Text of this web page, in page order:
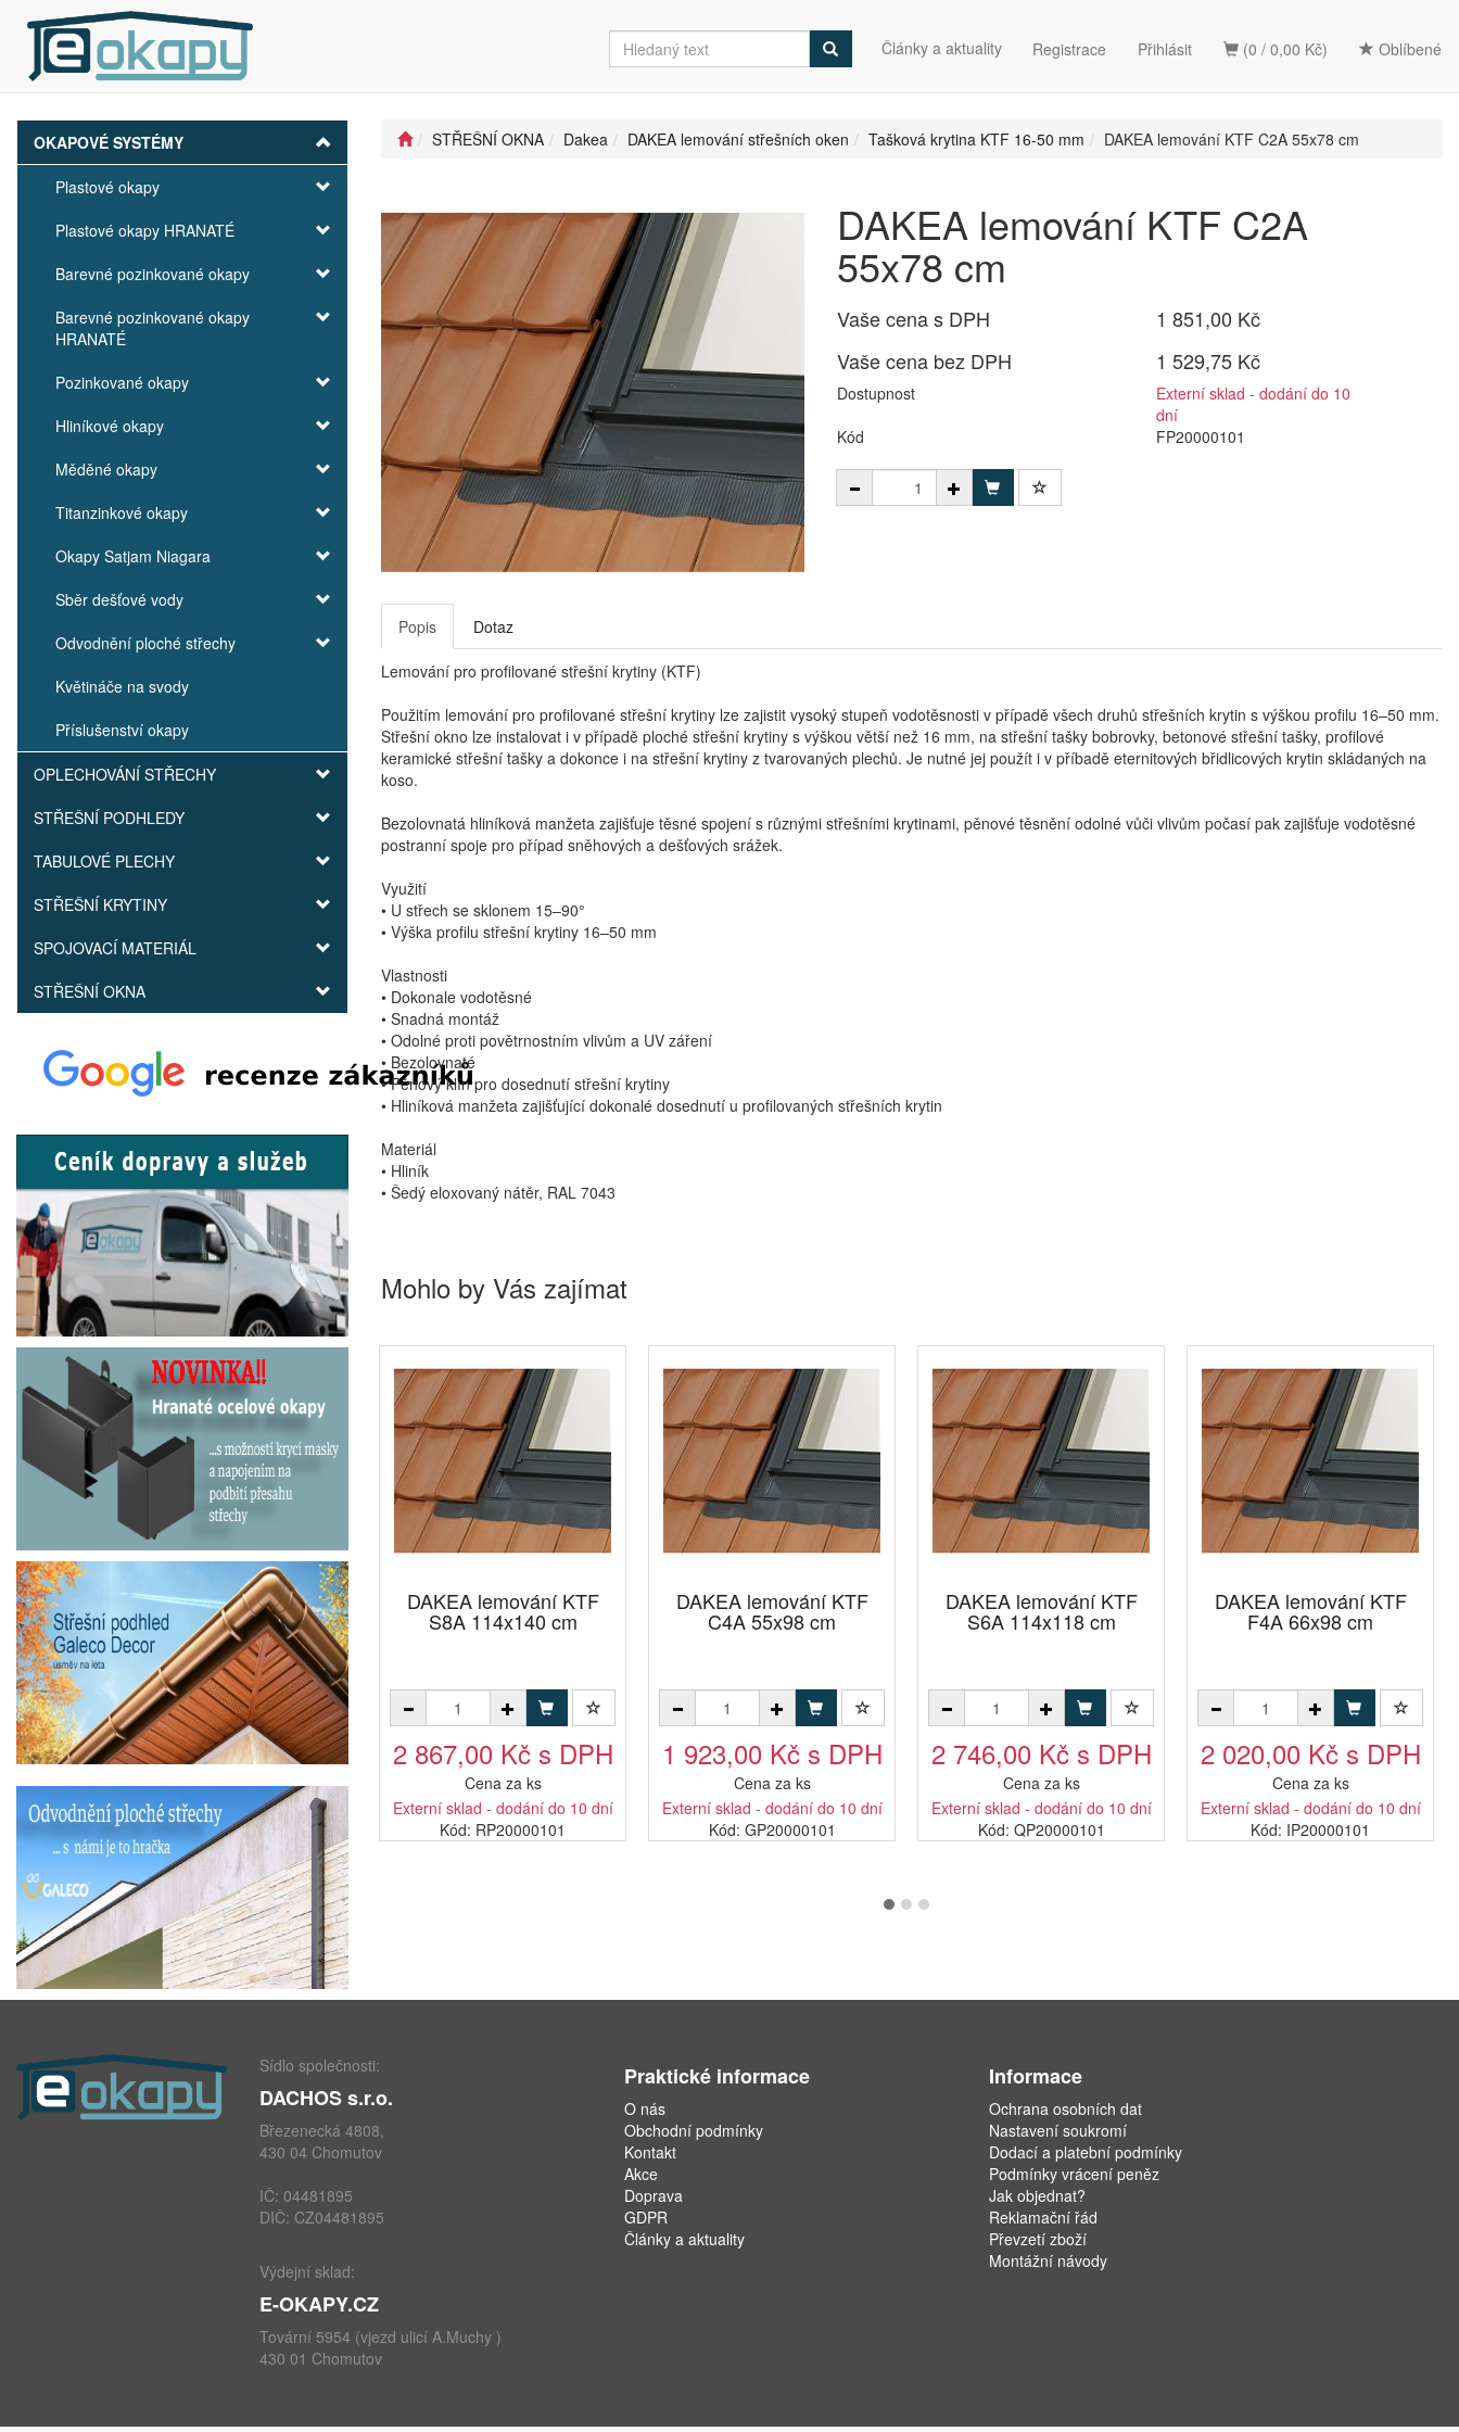
(0 / 0,00 Kč) Oblíbené
Články a aktuality Registrace Přihlásit
OKAPOVÉ SYSTÉMY
Plastové okapy
Plastové okapy HRANATÉ
Barevné pozinkované okapy
Barevné pozinkované okapy
HRANATÉ
Pozinkované okapy
Hliníkové okapy
Měděné okapy
Titanzinkové okapy
Okapy Satjam Niagara
Sběr dešťové vody
Odvodnění ploché střechy
Květináče na svody
Příslušenství okapy
OPLECHOVÁNÍ STŘECHY
STŘEŠNÍ PODHLEDY
TABULOVÉ PLECHY
STŘEŠNÍ KRYTINY
SPOJOVACÍ MATERIÁL
STŘEŠNÍ OKNA
STŘEŠNÍ OKNA Dakea DAKEA lemování střešních oken Tašková krytina KTF 16-50 mm DAKEA lemování KTF C2A 55x78 cm
DAKEA lemování KTF C2A
55x78 cm
Vaše cena s DPH
1 851,00 Kč
Vaše cena bez DPH
1 529,75 Kč
Dostupnost
Externí sklad - dodání do 10
dní
Kód
FP20000101
Popis Dotaz
Lemování pro profilované střešní krytiny (KTF)
Použitím lemování pro profilované střešní krytiny lze zajistit vysoký stupeň vodotěsnosti v případě všech druhů střešních krytin s výškou profilu 16–50 mm.
Střešní okno lze instalovat i v případě ploché střešní krytiny s výškou větší než 16 mm, na střešní tašky bobrovky, betonové střešní tašky, profilové
keramické střešní tašky a dokonce i na střešní krytiny z tvarovaných plechů. Je nutné jej použít i v příbadě eternitových břidlicových krytin skládaných na
koso.
Bezolovnatá hliníková manžeta zajišťuje těsné spojení s různými střešními krytinami, pěnové těsnění odolné vůči vlivům počasí pak zajišťuje vodotěsné
postranní spoje pro případ sněhových a dešťových srážek.
Využití
• U střech se sklonem 15–90°
• Výška profilu střešní krytiny 16–50 mm
Vlastnosti
• Dokonale vodotěsné
• Snadná montáž
• Odolné proti povětrnostním vlivům a UV záření
• Bezolovnaté
• Pěnový klín pro dosednutí střešní krytiny
• Hliníková manžeta zajišťující dokonalé dosednutí u profilovaných střešních krytin
Materiál
• Hliník
• Šedý eloxovaný nátěr, RAL 7043
Mohlo by Vás zajímat
DAKEA lemování KTF
S8A 114x140 cm
2 867,00 Kč s DPH
Cena za ks
Externí sklad - dodání do 10 dní
Kód: RP20000101
DAKEA lemování KTF
C4A 55x98 cm
1 923,00 Kč s DPH
Cena za ks
Externí sklad - dodání do 10 dní
Kód: GP20000101
DAKEA lemování KTF
S6A 114x118 cm
2 746,00 Kč s DPH
Cena za ks
Externí sklad - dodání do 10 dní
Kód: QP20000101
DAKEA lemování KTF
F4A 66x98 cm
2 020,00 Kč s DPH
Cena za ks
Externí sklad - dodání do 10 dní
Kód: IP20000101
Sídlo společnosti:
DACHOS s.r.o.
Březenecká 4808,
430 04 Chomutov
IČ: 04481895
DIČ: CZ04481895
Výdejní sklad:
E-OKAPY.CZ
Tovární 5954 (vjezd ulicí A.Muchy )
430 01 Chomutov
Praktické informace
O nás
Obchodní podmínky
Kontakt
Akce
Doprava
GDPR
Články a aktuality
Informace
Ochrana osobních dat
Nastavení soukromí
Dodací a platební podmínky
Podmínky vrácení peněz
Jak objednat?
Reklamační řád
Převzetí zboží
Montážní návody